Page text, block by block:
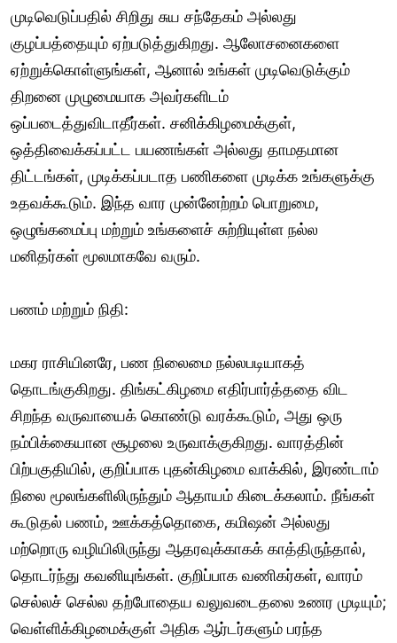
முடிவெடுப்பதில் சிறிது சுய சந்தேகம் அல்லது
குழப்பத்தையும் ஏற்படுத்துகிறது. ஆலோசனைகளை
ஏற்றுக்கொள்ளுங்கள், ஆனால் உங்கள் முடிவெடுக்கும்
திறனை முழுமையாக அவர்களிடம்
ஒப்படைத்துவிடாதீர்கள். சனிக்கிழமைக்குள்,
ஒத்திவைக்கப்பட்ட பயணங்கள் அல்லது தாமதமான
திட்டங்கள், முடிக்கப்படாத பணிகளை முடிக்க உங்களுக்கு
உதவக்கூடும். இந்த வார முன்னேற்றம் பொறுமை,
ஒழுங்கமைப்பு மற்றும் உங்களைச் சுற்றியுள்ள நல்ல
மனிதர்கள் மூலமாகவே வரும்.
பணம் மற்றும் நிதி:
மகர ராசியினரே, பண நிலைமை நல்லபடியாகத்
தொடங்குகிறது. திங்கட்கிழமை எதிர்பார்த்ததை விட
சிறந்த வருவாயைக் கொண்டு வரக்கூடும், அது ஒரு
நம்பிக்கையான சூழலை உருவாக்குகிறது. வாரத்தின்
பிற்பகுதியில், குறிப்பாக புதன்கிழமை வாக்கில், இரண்டாம்
நிலை மூலங்களிலிருந்தும் ஆதாயம் கிடைக்கலாம். நீங்கள்
கூடுதல் பணம், ஊக்கத்தொகை, கமிஷன் அல்லது
மற்றொரு வழியிலிருந்து ஆதரவுக்காகக் காத்திருந்தால்,
தொடர்ந்து கவனியுங்கள். குறிப்பாக வணிகர்கள், வாரம்
செல்லச் செல்ல தற்போதைய வலுவடைதலை உணர முடியும்;
வெள்ளிக்கிழமைக்குள் அதிக ஆர்டர்களும் பரந்த